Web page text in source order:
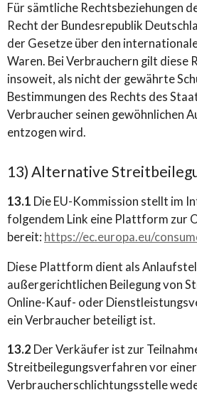
Für sämtliche Rechtsbeziehungen
Recht der Bundesrepublik
der Gesetze über den
Waren. Bei Verbrauchern gilt diese
insoweit, als nicht der gewährte
Bestimmungen des Rechts des
Verbraucher seinen gewöhnlichen
entzogen wird.
13) Alternative
13.1 Die EU-Kommission stellt im
folgendem Link eine Plattform zur
bereit: https://ec.europa.eu/
Diese Plattform dient als
außergerichtlichen Beilegung von
Online-Kauf- oder
ein Verbraucher beteiligt ist.
13.2 Der Verkäufer ist zur
Streitbeilegungsverfahren vor einer
Verbraucherschlichtungsstelle